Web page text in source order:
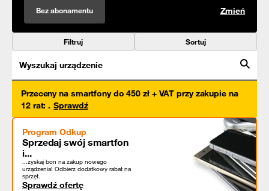
Bez abonamentu Zmień
Filtruj Sortuj
Wyszukaj urządzenie
Przeceny na smartfony do 450 zł + VAT przy zakupie na
12 rat: . Sprawdź
Program Odkup
Sprzedaj swój smartfon
i...
...zyskaj bon na zakup nowego
urządzenia! Odbierz dodatkowy rabat na
sprzęt.
Sprawdź ofertę